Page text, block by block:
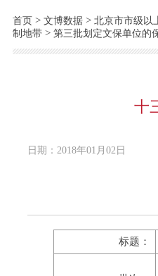
首页> 文博数据> 北京市市级以
制地带> 第三批划定文保单位的
十
日期：2018年01月02日
标题：